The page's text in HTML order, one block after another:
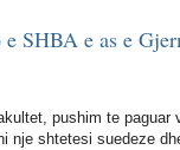
SHBA e as e
pushim te
nje shtetesi suedeze